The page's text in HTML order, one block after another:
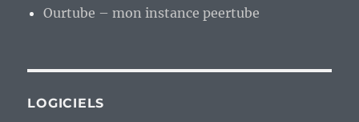
Ourtube – mon instance peertube
LOGICIELS